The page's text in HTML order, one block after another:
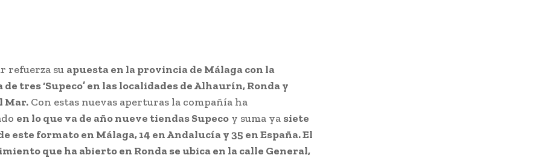
refuerza su apuesta en la provincia de Málaga con la
tres ‘Supeco’ en las localidades de Alhaurín, Ronda y
Mar. Con estas nuevas aperturas la compañía ha
en lo que va de año nueve tiendas Supeco y suma ya siete
este formato en Málaga, 14 en Andalucía y 35 en España. El
que ha abierto en Ronda se ubica en la calle General,